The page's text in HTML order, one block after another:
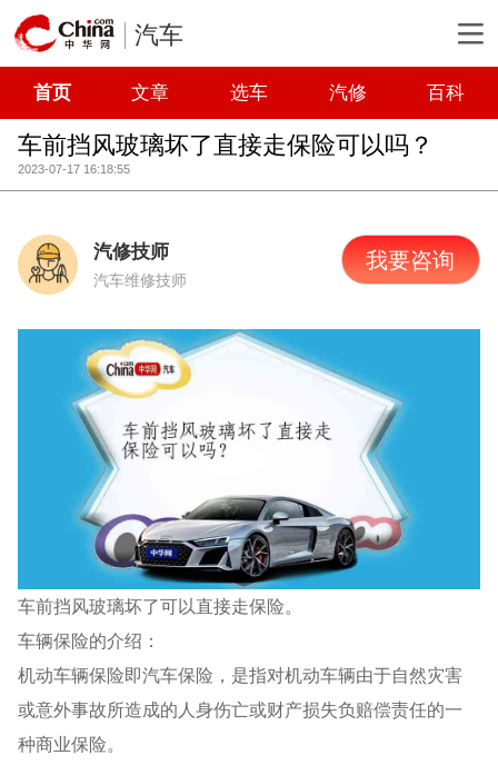
汽车
首页 文章 选车 汽修 百科
车前挡风玻璃坏了直接走保险可以吗？
2023-07-17 16:18:55
汽修技师
汽车维修技师
我要咨询
车前挡风玻璃坏了可以直接走保险。
车辆保险的介绍：
机动车辆保险即汽车保险，是指对机动车辆由于自然灾害
或意外事故所造成的人身伤亡或财产损失负赔偿责任的一
种商业保险。